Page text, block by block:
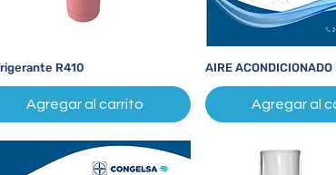
Vista rápida
R410
Agregar al carrito
Vista
AIRE ACONDICIONADO
Agregar al